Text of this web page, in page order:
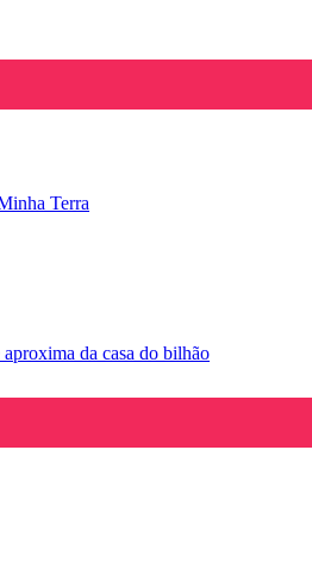
Terra
da casa do bilhão